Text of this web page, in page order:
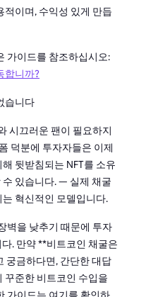
이며, 수익성 있게 만듭
가이드를 참조하십시오:
합니까?
습니다
시끄러운 팬이 필요하지
덕분에 투자자들은 이제
뒷받침되는 NFT를 소유
수 있습니다. — 실제 채굴
혁신적인 모델입니다.
벽을 낮추기 때문에 투자
. 만약 **비트코인 채굴은
궁금하다면, 간단한 대답
준한 비트코인 수입을